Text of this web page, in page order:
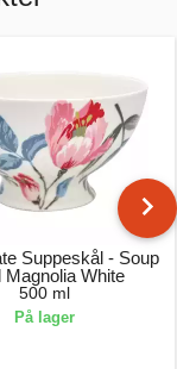
Suppeskål - Soup
Magnolia White
500 ml
På lager